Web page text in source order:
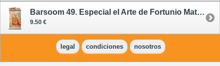
Barsoom 49. Especial el Arte de Fortunio Matania
9.50 €
legal condiciones nosotros